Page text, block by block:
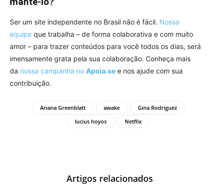
Ser um site independente no Brasil não é fácil. Nossa
equipe que trabalha – de forma colaborativa e com muito
amor – para trazer conteúdos para você todos os dias, será
imensamente grata pela sua colaboração. Conheça mais
da nossa campanha no Apoia.se e nos ajude com sua
contribuição.
Ariana Greenblatt awake
Gina Rodriguez
lucius hoyos
Netflix
Artigos relacionados